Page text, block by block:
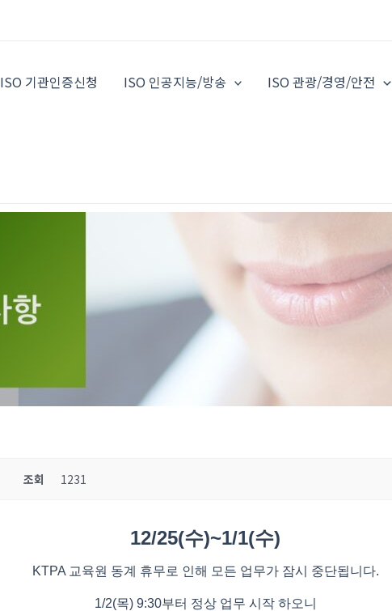
ISO 기관인증신청 ISO 인공지능/방송 ISO 관광/경영/안전
조회 1231
12/25(수)~1/1(수)
KTPA 교육원 동계 휴무로 인해 모든 업무가 잠시 중단됩니다.
1/2(목) 9:30부터 정상 업무 시작 하오니